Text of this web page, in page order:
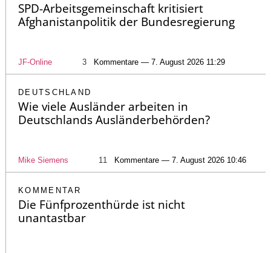
SPD-Arbeitsgemeinschaft kritisiert
Afghanistanpolitik der Bundesregierung
JF-Online 3 Kommentare — 7. August 2026 11:29
DEUTSCHLAND
Wie viele Ausländer arbeiten in
Deutschlands Ausländerbehörden?
Mike Siemens 11 Kommentare — 7. August 2026 10:46
KOMMENTAR
Die Fünfprozenthürde ist nicht
unantastbar